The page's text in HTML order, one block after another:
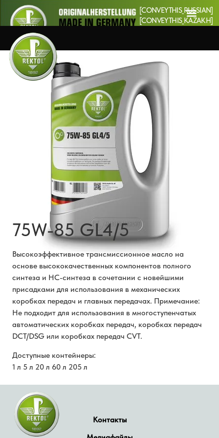
[CONVEYTHIS_RUSSIAN]
[CONVEYTHIS_KAZAKH]
75W-85 GL4/5
Высокоэффективное трансмиссионное масло на
основе высококачественных компонентов полного
синтеза и HC-синтеза в сочетании с новейшими
присадками для использования в механических
коробках передач и главных передачах. Примечание:
Не подходит для использования в многоступенчатых
автоматических коробках передач, коробках передач
DCT/DSG или коробках передач CVT.
Доступные контейнеры:
1 л 5 л 20 л 60 л 205 л
Контакты